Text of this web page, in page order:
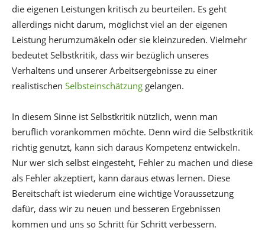
die eigenen Leistungen kritisch zu beurteilen. Es geht
allerdings nicht darum, möglichst viel an der eigenen
Leistung herumzumäkeln oder sie kleinzureden. Vielmehr
bedeutet Selbstkritik, dass wir bezüglich unseres
Verhaltens und unserer Arbeitsergebnisse zu einer
realistischen Selbsteinschätzung gelangen.
In diesem Sinne ist Selbstkritik nützlich, wenn man
beruflich vorankommen möchte. Denn wird die Selbstkritik
richtig genutzt, kann sich daraus Kompetenz entwickeln.
Nur wer sich selbst eingesteht, Fehler zu machen und diese
als Fehler akzeptiert, kann daraus etwas lernen. Diese
Bereitschaft ist wiederum eine wichtige Voraussetzung
dafür, dass wir zu neuen und besseren Ergebnissen
kommen und uns so Schritt für Schritt verbessern.